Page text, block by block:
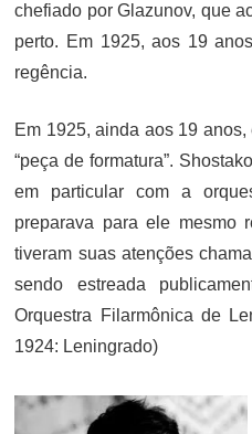
chefiado por Glazunov, que
perto. Em 1925, aos 19
regência.
Em 1925, ainda aos 19
“peça de formatura”.
em particular com a
preparava para ele mesmo
tiveram suas atenções
sendo estreada
Orquestra Filarmônica de
1924: Leningrado)